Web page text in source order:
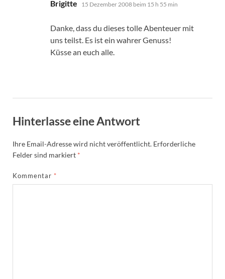
Brigitte 15 Dezember 2008 beim 15 h 55 min
Danke, dass du dieses tolle Abenteuer mit
uns teilst. Es ist ein wahrer Genuss!
Küsse an euch alle.
Hinterlasse eine Antwort
Ihre Email-Adresse wird nicht veröffentlicht. Erforderliche
Felder sind markiert *
Kommentar *